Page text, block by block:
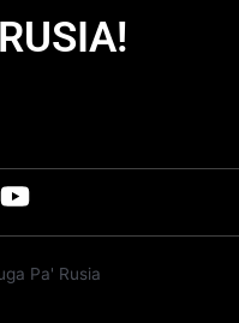
Pa' Rusia